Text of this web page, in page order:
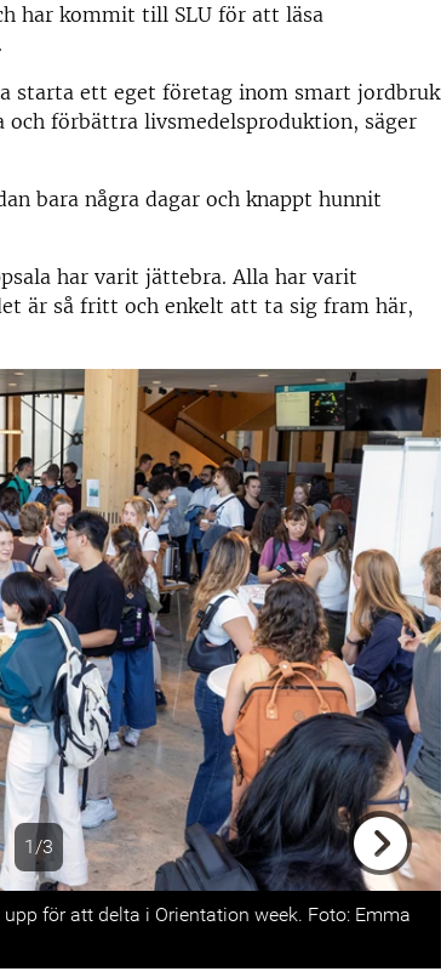
har kommit till SLU för att läsa
starta ett eget företag inom smart jordbruk
förbättra livsmedelsproduktion, säger
bara några dagar och knappt hunnit
har varit jättebra. Alla har varit
är så fritt och enkelt att ta sig fram här,
1/3
för att delta i Orientation week. Foto: Emma